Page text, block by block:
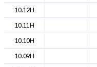
10.12H
10.11H
10.10H
10.09H